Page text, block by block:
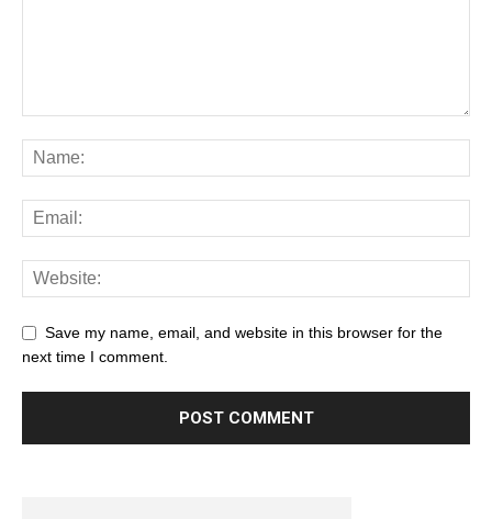
Save my name, email, and website in this browser for the
next time I comment.